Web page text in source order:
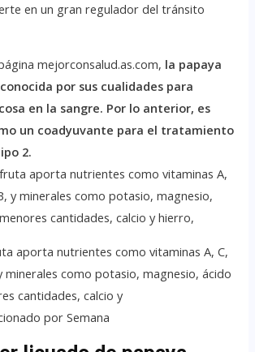
en un gran regulador del tránsito
mejorconsalud.as.com, la papaya
por sus cualidades para
en la sangre. Por lo anterior, es
un coadyuvante para el tratamiento
2.
aporta nutrientes como vitaminas A, C,
minerales como potasio, magnesio, ácido
cantidades, calcio y
por Semana